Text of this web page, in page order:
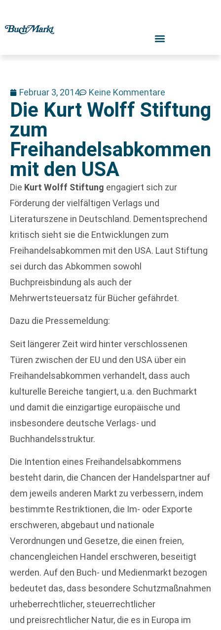
Februar 3, 2014 Keine Kommentare
Die Kurt Wolff Stiftung
zum
Freihandelsabkommen
mit den USA
Die Kurt Wolff Stiftung engagiert sich zur
Förderung der vielfältigen Verlags und
Literaturszene in Deutschland. Dementsprechend
kritisch sieht sie die Entwicklungen zum
Freihandelsabkommen mit den USA. Laut Stiftung
sei durch das Abkommen sowohl
Buchpreisbindung als auch der
Mehrwertsteuersatz für Bücher gefährdet.
Dazu die Pressemeldung:
Seit längerer Zeit wird hinter verschlossenen
Türen zwischen der EU und den USA über ein
Freihandelsabkommen verhandelt, dass auch
kulturelle Bereiche tangiert, u.a. den Buchmarkt
und damit die einzigartige europäische und
insbesondere deutsche Verlags- und
Buchhandelsstruktur.
Die Intention eines Freihandelsabkommens
besteht darin, die Chancen der Handelspartner auf
dem jeweils anderen Markt zu verbessern, indem
bestimmte Restriktionen, die Im- oder Exporte
erschweren, abgebaut und nationale
Verordnungen und Gesetze, die einen freien,
chancengleichen Handel erschweren, beseitigt
werden. Auf den Buch- und Medienmarkt bezogen
bedeutet das, dass besondere Schutzmaßnahmen
urheberrechtlicher, steuerrechtlicher
und preisrechtlicher Natur, die es in Europa im